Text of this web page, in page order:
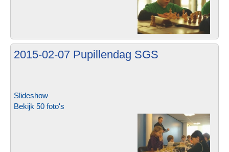
2015-02-07 Pupillendag SGS
Slideshow
Bekijk 50 foto's